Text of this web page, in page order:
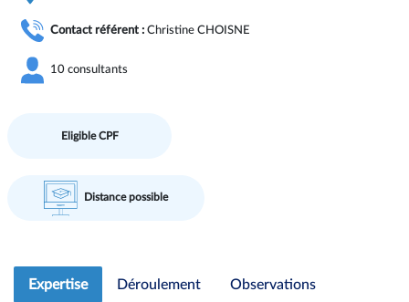
Contact référent : Christine CHOISNE
10 consultants
Eligible CPF
Distance possible
Expertise Déroulement Observations